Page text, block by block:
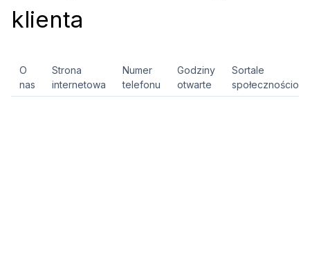
klienta
O
nas
Strona
internetowa
Numer
telefonu
Godziny
otwarte
Sortale